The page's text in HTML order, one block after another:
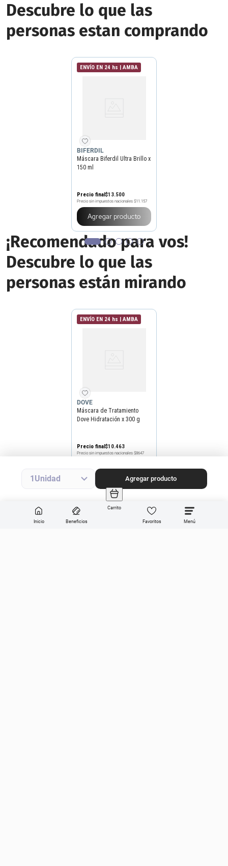
Inicio Beneficios
Carrito
Favoritos
1 Agregar producto
Descubre lo que las
personas estan comprando
ENVÍO EN 24 hs | AMBA
BIFERDIL
Máscara Biferdil Ultra Brillo x
150 ml
Precio final$13.500
Precio sin impuestos nacionales $11.157
Agregar producto
¡Recomendado para vos!
Descubre lo que las
personas están mirando
ENVÍO EN 24 hs | AMBA
DOVE
Máscara de Tratamiento
Dove Hidratación x 300 g
Precio final$10.463
Precio sin impuestos nacionales $8647
Agregar producto